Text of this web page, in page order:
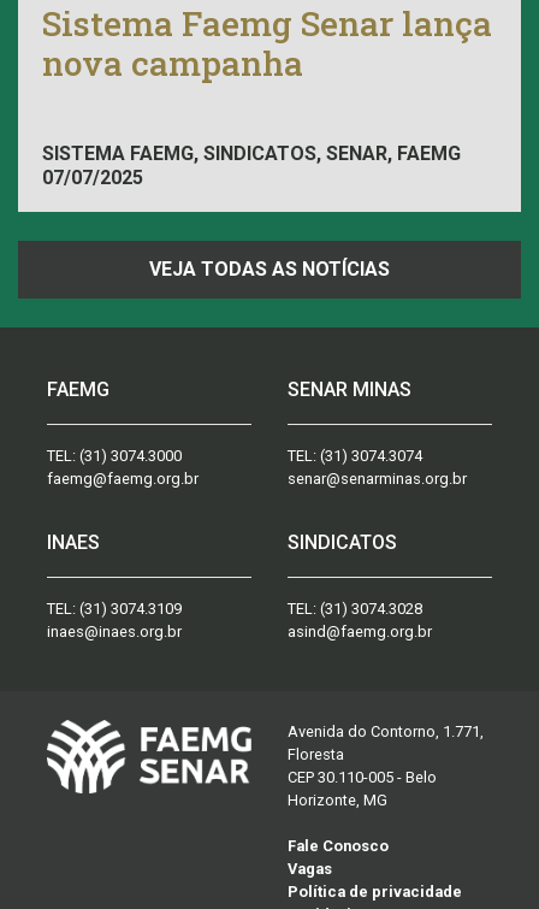
Sistema Faemg Senar lança
nova campanha
SISTEMA FAEMG, SINDICATOS, SENAR, FAEMG
07/07/2025
VEJA TODAS AS NOTÍCIAS
FAEMG
TEL: (31) 3074.3000
faemg@faemg.org.br
SENAR MINAS
TEL: (31) 3074.3074
senar@senarminas.org.br
INAES
TEL: (31) 3074.3109
inaes@inaes.org.br
SINDICATOS
TEL: (31) 3074.3028
asind@faemg.org.br
Avenida do Contorno, 1.771,
Floresta
CEP 30.110-005 - Belo
Horizonte, MG
Fale Conosco
Vagas
Política de privacidade